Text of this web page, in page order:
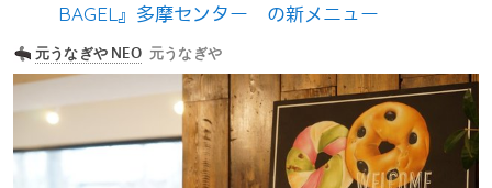
BAGEL』多摩センター の新メニュー